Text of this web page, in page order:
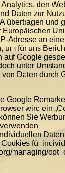
den
Daten zur
übertragen und
Adresse an
um für uns
auf Google
unter
Daten durch
Google
wird ein
Sie
für
managing/